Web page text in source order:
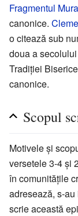
Fragmentul
canonice.
o citează sub
doua a
Tradiţiei
canonice.
Scopul
Motivele şi
versetele 3-4 şi
în comunităţile
adresează, s-
scrie această